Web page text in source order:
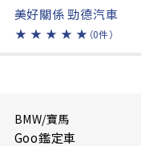
美好關係 勁德汽車
★ ★ ★ ★ ★ （0件）
BMW/寶馬
Goo鑑定車